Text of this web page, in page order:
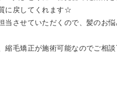
に戻してくれます☆
当させていただくので、髪のお
縮毛矯正が施術可能なのでご相